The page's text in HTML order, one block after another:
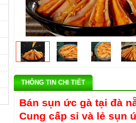
THÔNG TIN CHI TIẾT
Bán sụn ức gà tại đà
Cung cấp sỉ và lẻ sụn